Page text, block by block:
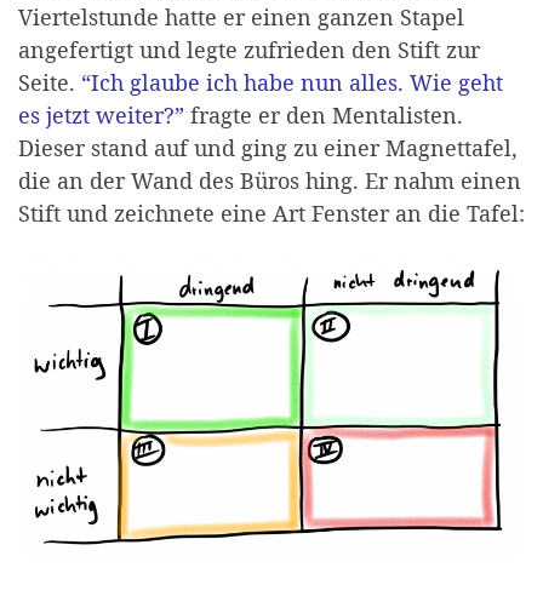
Viertelstunde hatte er einen ganzen Stapel
angefertigt und legte zufrieden den Stift zur
Seite. “Ich glaube ich habe nun alles. Wie geht
es jetzt weiter?” fragte er den Mentalisten.
Dieser stand auf und ging zu einer Magnettafel,
die an der Wand des Büros hing. Er nahm einen
Stift und zeichnete eine Art Fenster an die Tafel: